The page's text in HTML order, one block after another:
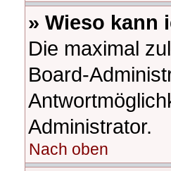
» Wieso kann
Die maximal
Board-
Administrator.
Nach oben